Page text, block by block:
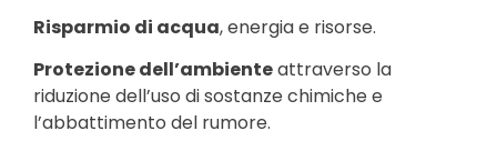
Risparmio di acqua, energia e risorse.
Protezione dell’ambienteattraverso la
riduzione dell’uso di sostanze chimiche e
l’abbattimento del rumore.